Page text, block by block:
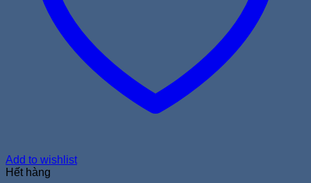
Add to wishlist
Hết hàng